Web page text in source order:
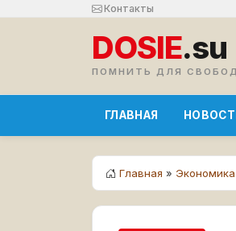
Контакты
DOSIE.su
ПОМНИТЬ ДЛЯ
ГЛАВНАЯ
Главная » Экономика